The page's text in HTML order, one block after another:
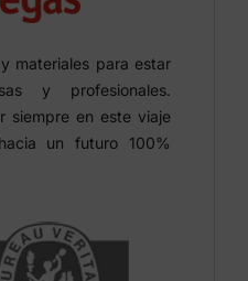
materiales para estar
y profesionales.
siempre en este viaje
un futuro 100%